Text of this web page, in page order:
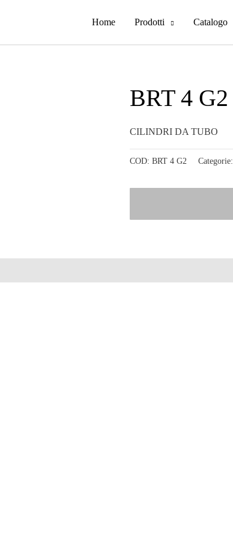
Home Prodotti Catalogo
BRT 4 G2
CILINDRI DA TUBO
COD: BRT 4 G2 Categorie: